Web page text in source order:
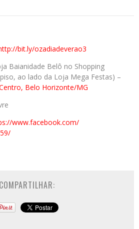
bit.ly/ozadiadeverao3
Baianidade Belô no Shopping
ao lado da Loja Mega Festas) –
Belo Horizonte/MG
www.facebook.com/
COMPARTILHAR: